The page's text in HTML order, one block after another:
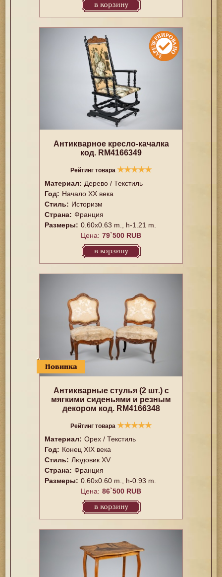
в корзину
Антикварное кресло-качалка
код. RM4166349
Рейтинг товара ★★★★★
Материал: Дерево / Текстиль
Год: Начало XX века
Стиль: Историзм
Страна: Франция
Размеры: 0.60x0.63 m., h-1.21 m.
Цена: 79`500 RUB
в корзину
Новинка
Антикварные стулья (2 шт.) с
мягкими сиденьями и резным
декором код. RM4166348
Рейтинг товара ★★★★★
Материал: Орех / Текстиль
Год: Конец XIX века
Стиль: Людовик XV
Страна: Франция
Размеры: 0.60x0.60 m., h-0.93 m.
Цена: 86`500 RUB
в корзину